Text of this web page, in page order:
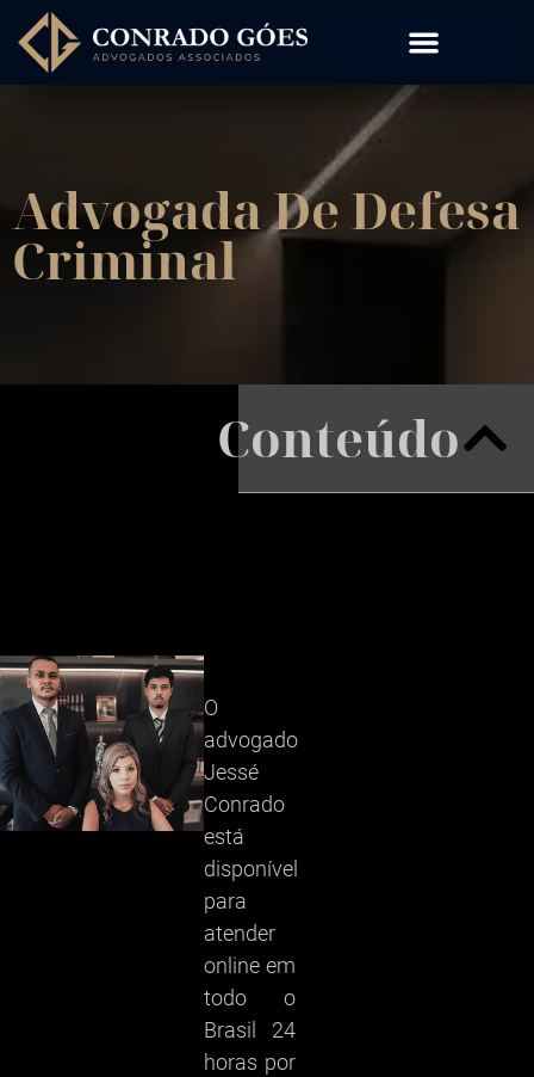
Advogada De Defesa
Criminal
Conteúdo
O
advogado
Jessé
Conrado
está
disponível
para
atender
online em
todo o
Brasil 24
horas por